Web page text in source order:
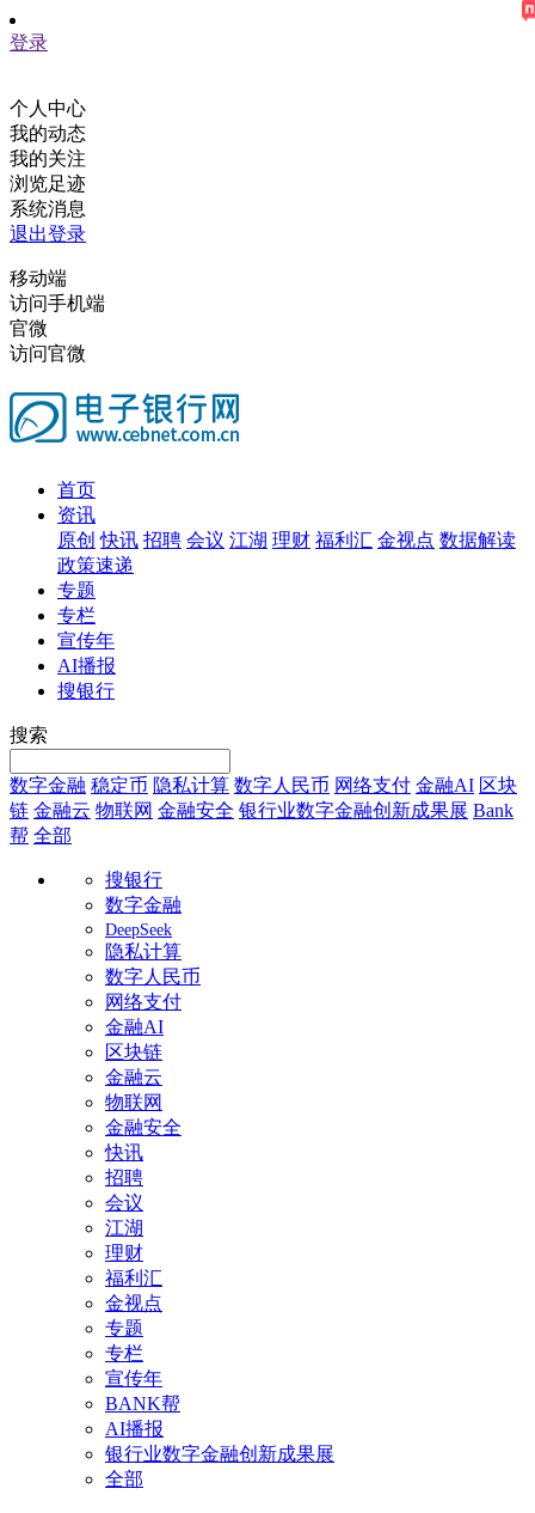
登录
个人中心
我的动态
我的关注
浏览足迹
系统消息
退出登录
移动端
访问手机端
官微
访问官微
首页
资讯
原创 快讯 招聘 会议 江湖 理财 福利汇 金视点 数据解读
政策速递
专题
专栏
宣传年
AI播报
搜银行
搜索
数字金融 稳定币 隐私计算 数字人民币 网络支付 金融AI 区块
链 金融云 物联网 金融安全 银行业数字金融创新成果展 Bank
帮 全部
搜银行
数字金融
DeepSeek
隐私计算
数字人民币
网络支付
金融AI
区块链
金融云
物联网
金融安全
快讯
招聘
会议
江湖
理财
福利汇
金视点
专题
专栏
宣传年
BANK帮
AI播报
银行业数字金融创新成果展
全部